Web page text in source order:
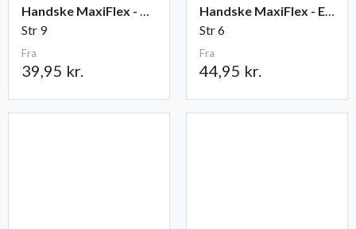
Handske MaxiFlex - Ultimate
Str 9
Fra
39,95 kr.
Handske MaxiFlex - Endurance
Str 6
Fra
44,95 kr.